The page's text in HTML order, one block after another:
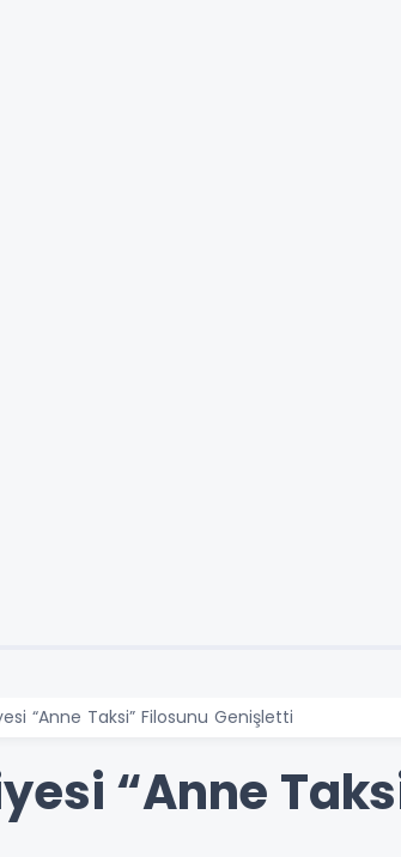
“Anne Taksi” Filosunu Genişletti
“Anne